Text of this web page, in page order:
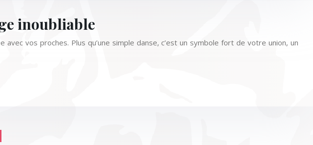
inoubliable
vos proches. Plus qu’une simple danse, c’est un symbole fort de votre union, un